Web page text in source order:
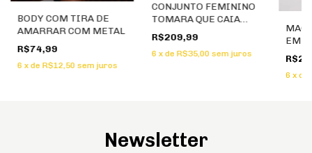
BODY COM TIRA DE
AMARRAR COM METAL
R$74,99
6 x de R$12,50 sem juros
CONJUNTO FEMININO
TOMARA QUE CAIA
COM SAIA LONGA E
FENDA
R$209,99
6 x de R$35,00 sem juros
EM
6 x de
Newsletter